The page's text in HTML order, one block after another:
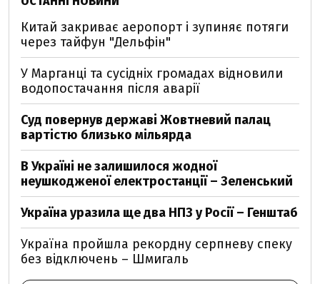
Китай закриває аеропорт і зупиняє потяги
через тайфун "Дельфін"
У Марганці та сусідніх громадах відновили
водопостачання після аварії
Суд повернув державі Жовтневий палац
вартістю близько мільярда
В Україні не залишилося жодної
неушкодженої електростанції – Зеленський
Україна уразила ще два НПЗ у Росії – Генштаб
Україна пройшла рекордну серпневу спеку
без відключень – Шмигаль